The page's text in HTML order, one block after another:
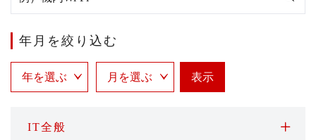
年月を絞り込む
表示
IT全般